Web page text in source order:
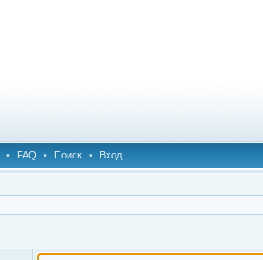
• FAQ • Поиск • Вход